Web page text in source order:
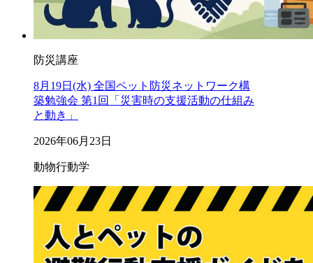
防災講座
8月19日(水) 全国ペット防災ネットワーク構
築勉強会 第1回「災害時の支援活動の仕組み
と動き」
2026年06月23日
動物行動学